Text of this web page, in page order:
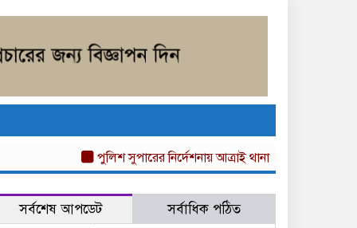
পুলিশ সুপারের নির্দেশনায় আত্রাই থানা পুলিশের অভিযানে পাঁচ
সর্বশেষ আপডেট সর্বাধিক পঠিত